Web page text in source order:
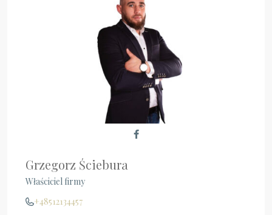
Grzegorz Ściebura
Właściciel firmy
+48512134457